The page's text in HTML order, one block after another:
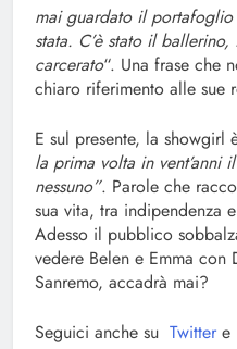
mai guardato il
stata. C’è stato il
carcerato“. Una frase che
chiaro riferimento alle sue
E sul presente, la showgirl
la prima volta in vent’anni
nessuno”. Parole che
sua vita, tra indipendenza
Adesso il pubblico
vedere Belen e Emma
Sanremo, accadrà mai?
Seguici anche su Twitter e